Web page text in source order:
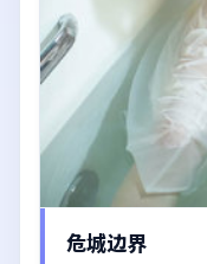
危城边界